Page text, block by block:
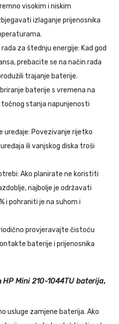
visokim i niskim
izlaganje prijenosnika
za štednju energije: Kad god
prebacite se na način rada
trajanje baterije.
baterije s vremena na
stanja napunjenosti
uređaje: Povezivanje rijetko
ili vanjskog diska troši
Ako planirate ne koristiti
najbolje je održavati
i pohraniti je na suhom i
provjeravajte čistoću
baterije i prijenosnika
HP Mini 210-1044TU baterija,
usluge zamjene baterija. Ako